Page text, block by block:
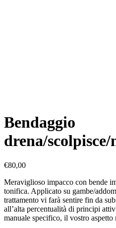
Bendaggio
drena/
€80,00
Meraviglioso impacco con bende
tonifica. Applicato su gambe/
trattamento vi farà sentire fin da
all’alta percentualità di principi
manuale specifico, il vostro